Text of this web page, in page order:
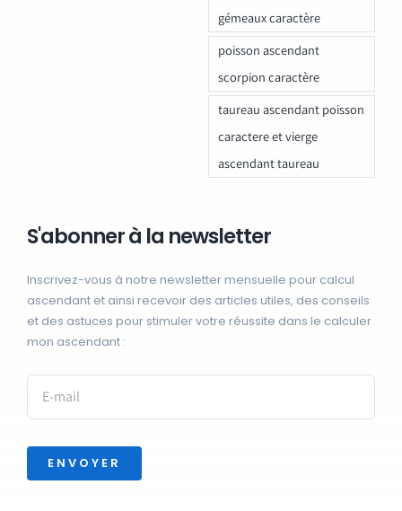
gémeaux caractère
poisson ascendant
scorpion caractère
taureau ascendant poisson
caractere et vierge
ascendant taureau
S'abonner à la newsletter
Inscrivez-vous à notre newsletter mensuelle pour calcul
ascendant et ainsi recevoir des articles utiles, des conseils
et des astuces pour stimuler votre réussite dans le calculer
mon ascendant :
ENVOYER